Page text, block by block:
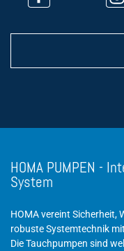
HOMA PUMPEN -
System
HOMA vereint Sicherheit,
robuste Systemtechnik
Die Tauchpumpen sind